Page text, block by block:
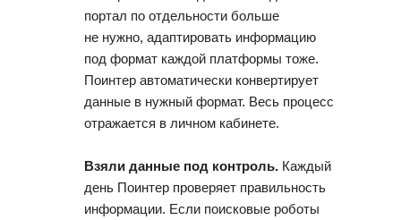
портал по отдельности больше
не нужно, адаптировать информацию
под формат каждой платформы тоже.
Поинтер автоматически конвертирует
данные в нужный формат. Весь процесс
отражается в личном кабинете.
Взяли данные под контроль. Каждый
день Поинтер проверяет правильность
информации. Если поисковые роботы